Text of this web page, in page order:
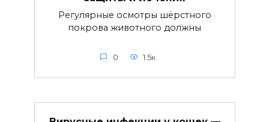
Регулярные осмотры шёрстного
покрова животного должны
0 1.5к.